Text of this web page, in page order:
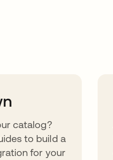
catalog?
to build a
for your